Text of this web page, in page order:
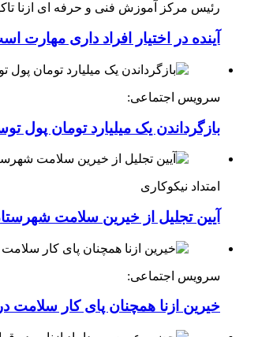
رئیس مرکز آموزش فنی و حرفه ای ازنا
آینده در اختیار افراد داری مهارت
سرویس اجتماعی:
بازگرداندن یک میلیارد تومان پول
امتداد نیکوکاری
آیین تجلیل از خیرین سلامت
سرویس اجتماعی:
خیرین ازنا همچنان پای کار